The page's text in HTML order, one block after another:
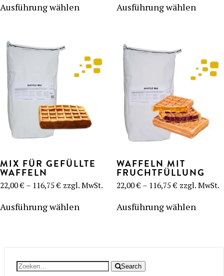
116,75 €
Ausführung wählen
Optionen
können
auf
Produktseite
gewählt
werden
54,80 €
Ausführung wählen
auf
MIX FÜR GEFÜLLTE
WAFFELN
22,00€ – 116,75€ Preisspanne:
22,00 €
116,75 €
zzgl. MwSt.
Ausführung wählen
Die
Optionen
können
WAFFELN MIT
FRUCHTFÜLLUNG
22,00€ – 116,75€Preisspanne:
22,00 €
116,75 €
zzgl. MwSt.
Ausführung wählen
Die
Search
for:
Search